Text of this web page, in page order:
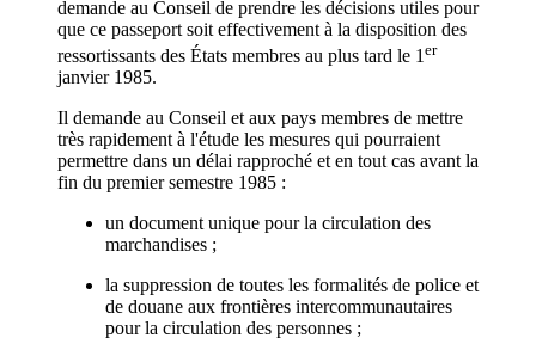
demande au Conseil de prendre les décisions utiles pour
que ce passeport soit effectivement à la disposition des
ressortissants des États membres au plus tard le 1 er
janvier 1985.
Il demande au Conseil et aux pays membres de mettre
très rapidement à l'étude les mesures qui pourraient
permettre dans un délai rapproché et en tout cas avant la
fin du premier semestre 1985 :
un document unique pour la circulation des
marchandises ;
la suppression de toutes les formalités de police et
de douane aux frontières intercommunautaires
pour la circulation des personnes ;